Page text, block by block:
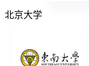
北京大学